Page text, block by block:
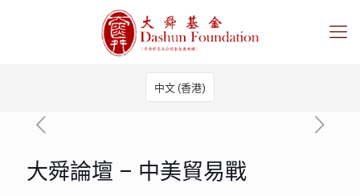
中文 (香港)
大舜論壇 – 中美貿易戰